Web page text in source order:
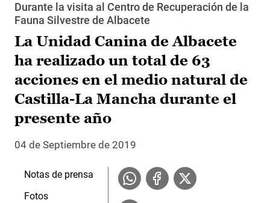
Durante la visita al Centro de Recuperación de la
Fauna Silvestre de Albacete
La Unidad Canina de Albacete
ha realizado un total de 63
acciones en el medio natural de
Castilla-La Mancha durante el
presente año
04 de Septiembre de 2019
Notas de prensa
Fotos